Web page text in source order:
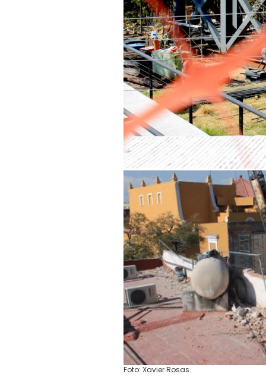
Foto: Xavier Rosas.